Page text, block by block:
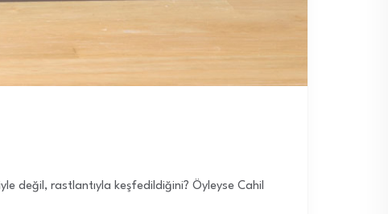
değil, rastlantıyla keşfedildiğini? Öyleyse Cahil